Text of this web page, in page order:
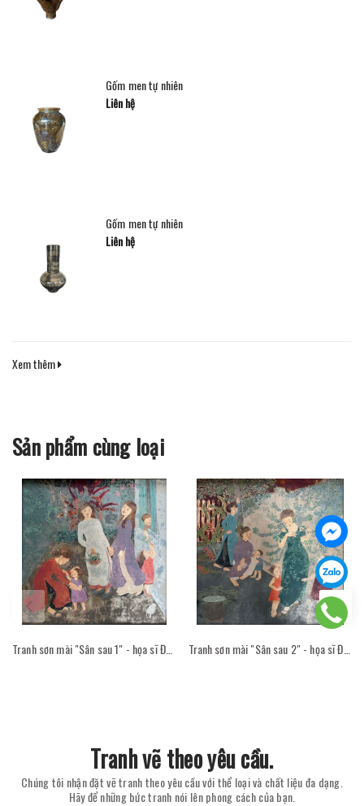
Gốm men tự nhiên
Liên hệ
Gốm men tự nhiên
Liên hệ
Xem thêm
Sản phẩm cùng loại
Tranh vẽ theo yêu cầu.
Chúng tôi nhận đặt vẽ tranh theo yêu cầu với thể loại và chất liệu đa dạng.
Hãy để những bức tranh nói lên phong cách của bạn.